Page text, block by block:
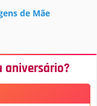
de Mãe
aniversário?